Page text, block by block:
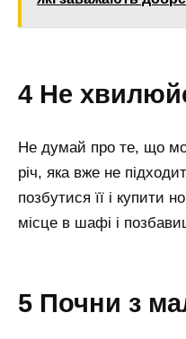
4 Не
Не думай про те, що
річ, яка вже не
позбутися її і купити
місце в шафі і
5 Почни з